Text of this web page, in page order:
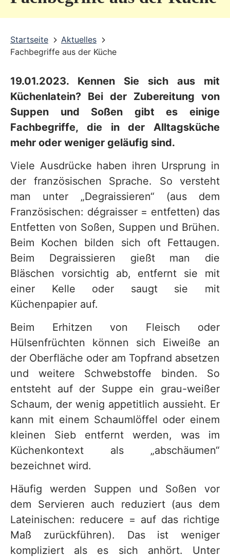
Startseite
Aktuelles
Fachbegriffe aus der Küche
19.01.2023. Kennen Sie sich aus mit
Küchenlatein? Bei der Zubereitung von
Suppen und Soßen gibt es einige
Fachbegriffe, die in der Alltagsküche
mehr oder weniger geläufig sind.
Viele Ausdrücke haben ihren Ursprung in
der französischen Sprache. So versteht
man unter „Degraissieren“ (aus dem
Französischen: dégraisser = entfetten) das
Entfetten von Soßen, Suppen und Brühen.
Beim Kochen bilden sich oft Fettaugen.
Beim Degraissieren gießt man die
Bläschen vorsichtig ab, entfernt sie mit
einer Kelle oder saugt sie mit
Küchenpapier auf.
Beim Erhitzen von Fleisch oder
Hülsenfrüchten können sich Eiweiße an
der Oberfläche oder am Topfrand absetzen
und weitere Schwebstoffe binden. So
entsteht auf der Suppe ein grau-weißer
Schaum, der wenig appetitlich aussieht. Er
kann mit einem Schaumlöffel oder einem
kleinen Sieb entfernt werden, was im
Küchenkontext als „abschäumen“
bezeichnet wird.
Häufig werden Suppen und Soßen vor
dem Servieren auch reduziert (aus dem
Lateinischen: reducere = auf das richtige
Maß zurückführen). Das ist weniger
kompliziert als es sich anhört. Unter
v